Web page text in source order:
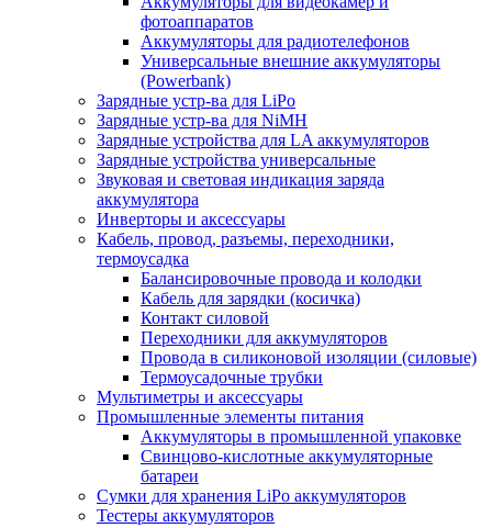
фотоаппаратов
Аккумуляторы для радиотелефонов
Универсальные внешние аккумуляторы
(Powerbank)
Зарядные устр-ва для LiPo
Зарядные устр-ва для NiMH
Зарядные устройства для LA аккумуляторов
Зарядные устройства универсальные
Звуковая и световая индикация заряда
аккумулятора
Инверторы и аксессуары
Кабель, провод, разъемы, переходники,
термоусадка
Балансировочные провода и колодки
Кабель для зарядки (косичка)
Контакт силовой
Переходники для аккумуляторов
Провода в силиконовой изоляции (силовые)
Термоусадочные трубки
Мультиметры и аксессуары
Промышленные элементы питания
Аккумуляторы в промышленной упаковке
Свинцово-кислотные аккумуляторные
батареи
Сумки для хранения LiPo аккумуляторов
Тестеры аккумуляторов